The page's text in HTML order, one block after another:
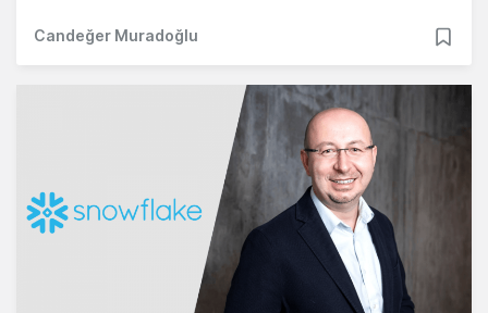
Candeğer Muradoğlu